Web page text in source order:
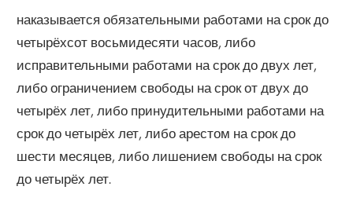
наказывается обязательными работами на срок до
четырёхсот восьмидесяти часов, либо
исправительными работами на срок до двух лет,
либо ограничением свободы на срок от двух до
четырёх лет, либо принудительными работами на
срок до четырёх лет, либо арестом на срок до
шести месяцев, либо лишением свободы на срок
до четырёх лет.